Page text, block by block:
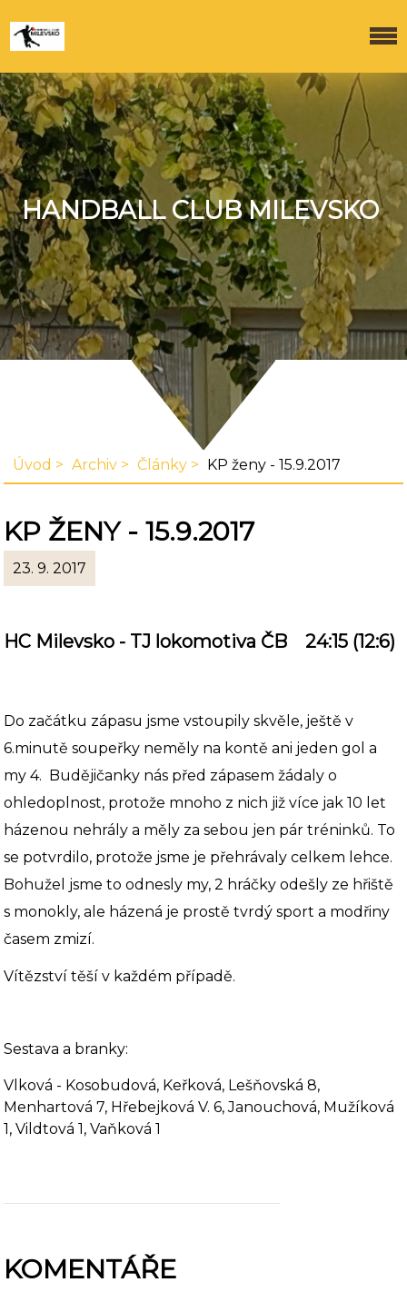
HANDBALL CLUB MILEVSKO
Úvod Archiv Články KP ženy - 15.9.2017
KP ŽENY - 15.9.2017
23. 9. 2017
HC Milevsko - TJ lokomotiva ČB 24:15 (12:6)
Do začátku zápasu jsme vstoupily skvěle, ještě v
6.minutě soupeřky neměly na kontě ani jeden gol a
my 4. Budějičanky nás před zápasem žádaly o
ohledoplnost, protože mnoho z nich již více jak 10 let
házenou nehrály a měly za sebou jen pár tréninků. To
se potvrdilo, protože jsme je přehrávaly celkem lehce.
Bohužel jsme to odnesly my, 2 hráčky odešly ze hřiště
s monokly, ale házená je prostě tvrdý sport a modřiny
časem zmizí.
Vítězství těší v každém případě.
Sestava a branky:
Vlková - Kosobudová, Keřková, Lešňovská 8,
Menhartová 7, Hřebejková V. 6, Janouchová, Mužíková
1, Vildtová 1, Vaňková 1
KOMENTÁŘE